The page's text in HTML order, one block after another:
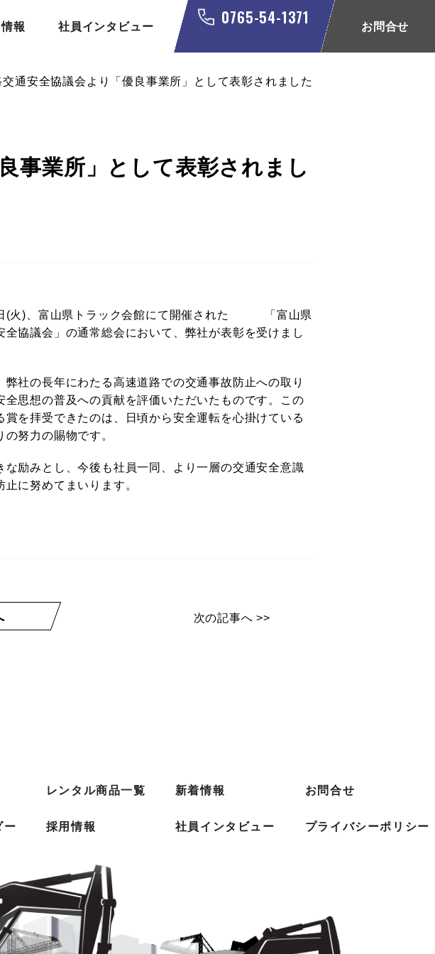
報 社員インタビュー 0765-54-1371 お問合せ
通安全協議会より「優良事業所」として表彰されました
事業所」として表彰されまし
(火)、富山県トラック会館にて開催された 「富山県
全協議会」の通常総会において、弊社が表彰を受けまし
弊社の長年にわたる高速道路での交通事故防止への取り
全思想の普及への貢献を評価いただいたものです。この
賞を拝受できたのは、日頃から安全運転を心掛けている
努力の賜物です。
な励みとし、今後も社員一同、より一層の交通安全意識
止に努めてまいります。
次の記事へ >>
レンタル商品一覧 新着情報 お問合せ
ー 採用情報 社員インタビュー プライバシーポリシー